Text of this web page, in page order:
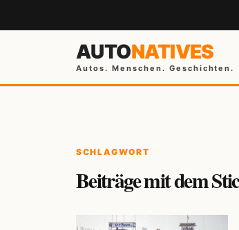
AUTONATIVES
Autos. Menschen. Geschichten.
SCHLAGWORT
Beiträge mit dem